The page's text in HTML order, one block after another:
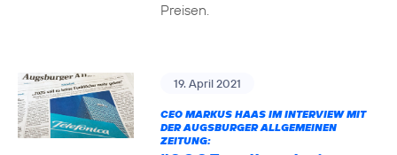
Preisen.
19. April 2021
CEO MARKUS HAAS IM INTERVIEW MIT
DER AUGSBURGER ALLGEMEINEN
ZEITUNG: